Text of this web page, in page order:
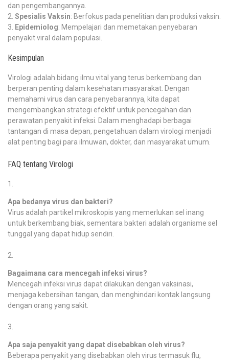
dan pengembangannya.
Spesialis Vaksin: Berfokus pada penelitian dan produksi vaksin.
Epidemiolog: Mempelajari dan memetakan penyebaran
penyakit viral dalam populasi.
Kesimpulan
Virologi adalah bidang ilmu vital yang terus berkembang dan
berperan penting dalam kesehatan masyarakat. Dengan
memahami virus dan cara penyebarannya, kita dapat
mengembangkan strategi efektif untuk pencegahan dan
perawatan penyakit infeksi. Dalam menghadapi berbagai
tantangan di masa depan, pengetahuan dalam virologi menjadi
alat penting bagi para ilmuwan, dokter, dan masyarakat umum.
FAQ tentang Virologi
Apa bedanya virus dan bakteri?
Virus adalah partikel mikroskopis yang memerlukan sel inang
untuk berkembang biak, sementara bakteri adalah organisme sel
tunggal yang dapat hidup sendiri.
Bagaimana cara mencegah infeksi virus?
Mencegah infeksi virus dapat dilakukan dengan vaksinasi,
menjaga kebersihan tangan, dan menghindari kontak langsung
dengan orang yang sakit.
Apa saja penyakit yang dapat disebabkan oleh virus?
Beberapa penyakit yang disebabkan oleh virus termasuk flu,